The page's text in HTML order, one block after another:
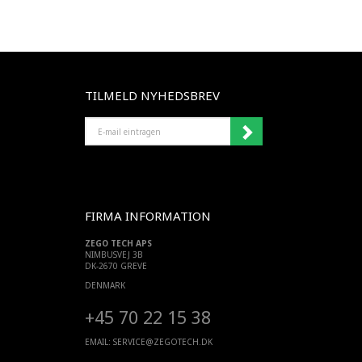
TILMELD NYHEDSBREV
MAIL
EINTRAGEN
FIRMA INFORMATION
ZEGO TECH APS
NIMBUSVEJ 3B
DK-2670 GREVE
DENMARK
+45 70 22 15 38
EMAIL: SERVICE@ZEGOTECH.DK